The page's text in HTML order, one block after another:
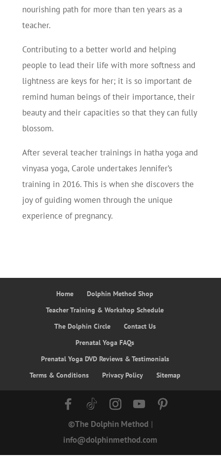
nourishing path for more than ten years as a
teacher.
Contributing to a better world and helping
people to lead their life with more softness and
lightness are keys for her; it is so important de
remind human beings of their importance, their
beauty and their capacities so that they can fully
blossom.
After several teacher trainings in hatha yoga and
vinyasa yoga, Carole undertakes Jennifer’s
training in 2016. This is when she discovers the
joy of guiding women through the unique
experience of pregnancy.
Home
Dolphin Method Shop
Teacher Training & Workshop Schedule
The Dolphin Circle
Contact Us
Prenatal Yoga FAQs
Prenatal Yoga DVD Reviews & Testimonials
Terms & Conditions
Privacy Policy Sitemap
©The Dolphin Method |
info@dolphinmethod.com